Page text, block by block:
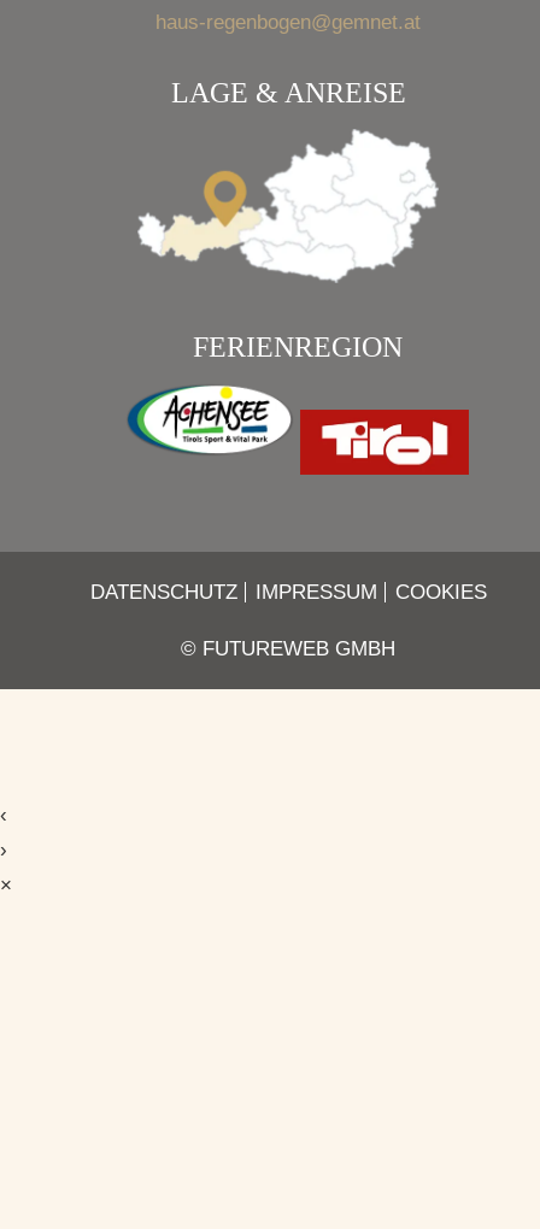
haus-regenbogen@gemnet.at
LAGE & ANREISE
FERIENREGION
DATENSCHUTZ IMPRESSUM COOKIES
© FUTUREWEB GMBH
‹
›
×